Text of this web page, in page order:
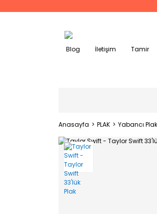
Blog İletişim Tamir
Anasayfa PLAK Yabancı Plak